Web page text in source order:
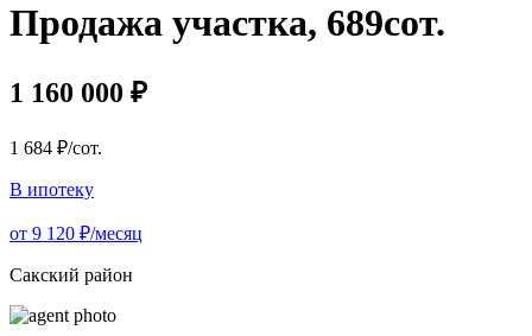
Продажа участка, 689сот.
1 160 000 ₽
1 684 ₽/сот.
В ипотеку
от 9 120 ₽/месяц
Сакский район